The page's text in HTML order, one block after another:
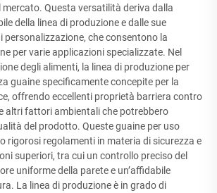
Questa versatilità deriva dalla
della linea di produzione e dalle sue
che consentono la
per varie applicazioni specializzate. Nel
degli alimenti, la linea di produzione per
guaine specificamente concepite per la
offrendo eccellenti proprietà barriera contro
e altri fattori ambientali che potrebbero
del prodotto. Queste guaine per uso
rigorosi regolamenti in materia di sicurezza e
superiori, tra cui un controllo preciso del
uniforme della parete e un’affidabile
La linea di produzione è in grado di